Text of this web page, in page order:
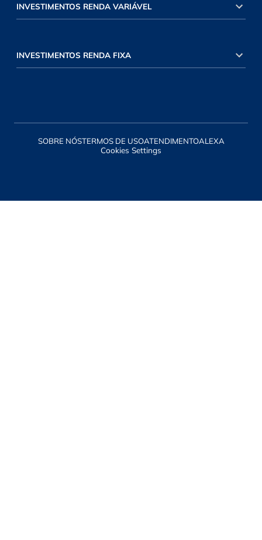
INVESTIMENTOS RENDA VARIÁVEL
INVESTIMENTOS RENDA FIXA
SOBRE NÓSTERMOS DE USOATENDIMENTOALEXA
Cookies Settings